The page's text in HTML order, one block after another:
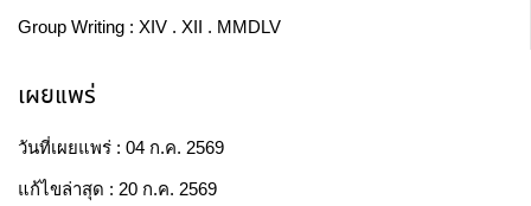
Group Writing : XIV . XII . MMDLV
เผยแพร่
วันที่เผยแพร่ : 04 ก.ค. 2569
แก้ไขล่าสุด : 20 ก.ค. 2569